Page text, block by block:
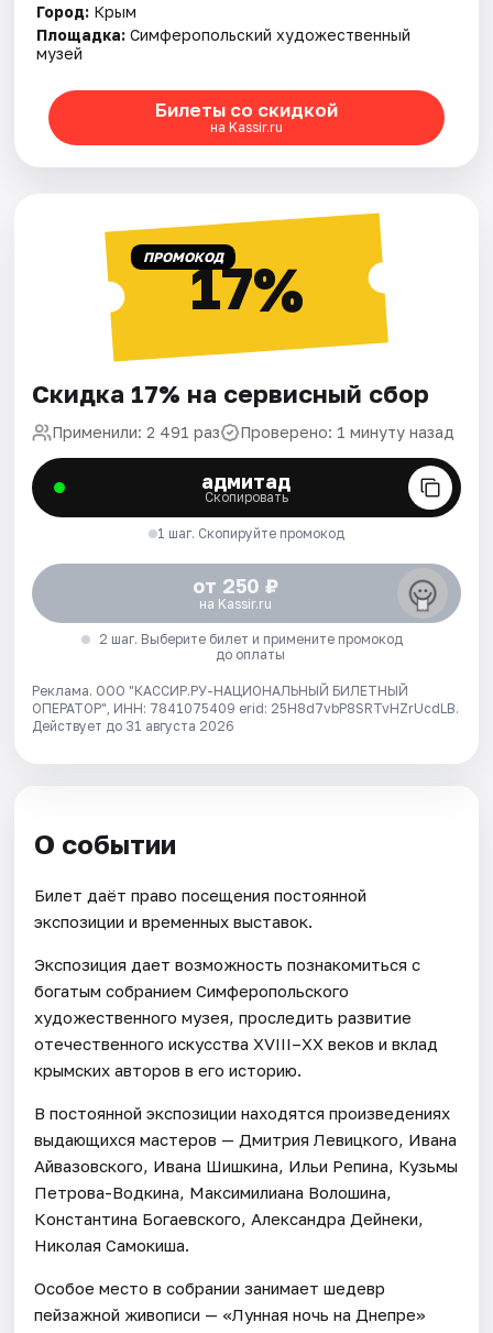
Город: Крым
Площадка: Симферопольский художественный
музей
Билеты со скидкой
на Kassir.ru
ПРОМОКОД17%
Скидка 17% на сервисный сбор
Применили: 2 491 раз Проверено: 1 минуту назад
адмитад
Скопировать
1 шаг. Скопируйте промокод
от 250 ₽
на Kassir.ru
2 шаг. Выберите билет и примените промокод
до оплаты
Реклама. ООО "КАССИР.РУ-НАЦИОНАЛЬНЫЙ БИЛЕТНЫЙ
ОПЕРАТОР", ИНН: 7841075409 erid: 25H8d7vbP8SRTvHZrUcdLB.
Действует до 31 августа 2026
О событии
Билет даёт право посещения постоянной
экспозиции и временных выставок.
Экспозиция дает возможность познакомиться с
богатым собранием Симферопольского
художественного музея, проследить развитие
отечественного искусства XVIII–ХХ веков и вклад
крымских авторов в его историю.
В постоянной экспозиции находятся произведениях
выдающихся мастеров — Дмитрия Левицкого, Ивана
Айвазовского, Ивана Шишкина, Ильи Репина, Кузьмы
Петрова-Водкина, Максимилиана Волошина,
Константина Богаевского, Александра Дейнеки,
Николая Самокиша.
Особое место в собрании занимает шедевр
пейзажной живописи — «Лунная ночь на Днепре»